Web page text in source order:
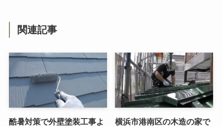
関連記事
酷暑対策で外壁塗装工事よ
横浜市港南区の木造の家で